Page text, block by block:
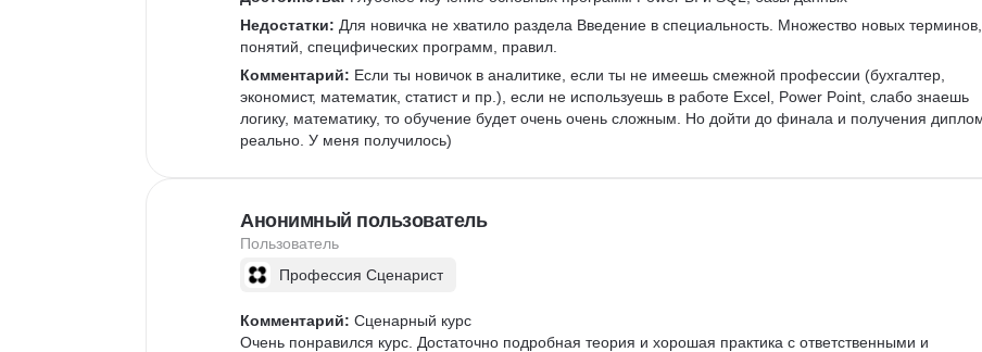
Недостатки: Для новичка не хватило раздела Введение в специальность. Множество новых терминов,
понятий, специфических программ, правил.
Комментарий: Если ты новичок в аналитике, если ты не имеешь смежной профессии (бухгалтер,
экономист, математик, статист и пр.), если не используешь в работе Excel, Power Point, слабо знаешь
логику, математику, то обучение будет очень очень сложным. Но дойти до финала и получения
реально. У меня получилось)
Анонимный пользователь
Пользователь
Профессия Сценарист
Комментарий: Сценарный курс
Очень понравился курс. Достаточно подробная теория и хорошая практика с ответственными и